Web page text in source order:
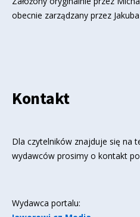
obecnie zarządzany przez
Kontakt
Dla czytelników znajduje się na
wydawców prosimy o kontakt
Wydawca portalu: